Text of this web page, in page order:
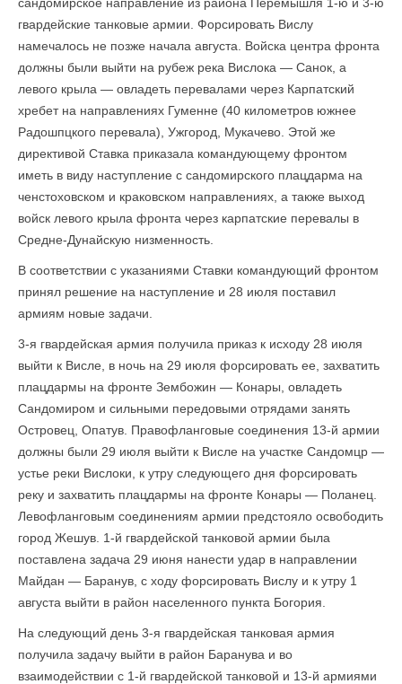
гвардейские танковые армии. Форсировать Вислу
намечалось не позже начала августа. Войска центра фронта
должны были выйти на рубеж река Вислока — Санок, а
левого крыла — овладеть перевалами через Карпатский
хребет на направлениях Гуменне (40 километров южнее
Радошпцкого перевала), Ужгород, Мукачево. Этой же
директивой Ставка приказала командующему фронтом
иметь в виду наступление с сандомирского плацдарма на
ченстоховском и краковском направлениях, а также выход
войск левого крыла фронта через карпатские перевалы в
Средне-Дунайскую низменность.
В соответствии с указаниями Ставки командующий фронтом
принял решение на наступление и 28 июля поставил
армиям новые задачи.
3-я гвардейская армия получила приказ к исходу 28 июля
выйти к Висле, в ночь на 29 июля форсировать ее, захватить
плацдармы на фронте Зембожин — Конары, овладеть
Сандомиром и сильными передовыми отрядами занять
Островец, Опатув. Правофланговые соединения 13-й армии
должны были 29 июля выйти к Висле на участке Сандомцр —
устье реки Вислоки, к утру следующего дня форсировать
реку и захватить плацдармы на фронте Конары — Поланец.
Левофланговым соединениям армии предстояло освободить
город Жешув. 1-й гвардейской танковой армии была
поставлена задача 29 июня нанести удар в направлении
Майдан — Баранув, с ходу форсировать Вислу и к утру 1
августа выйти в район населенного пункта Богория.
На следующий день 3-я гвардейская танковая армия
получила задачу выйти в район Баранува и во
взаимодействии с 1-й гвардейской танковой и 13-й армиями